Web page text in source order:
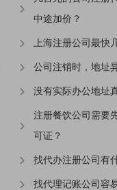
中途加价？
上海注册公司最快
公司注销时，地址
没有实际办公地址
注册餐饮公司需要
可证？
找代办注册公司有
找代理记账公司容